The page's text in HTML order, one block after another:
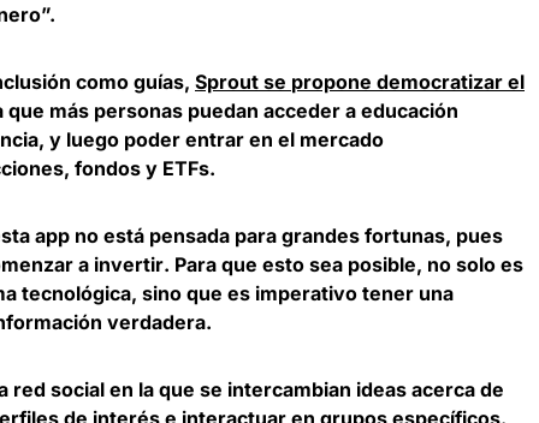
como guías, Sprout se propone democratizar el
que más personas puedan acceder a educación
y luego poder entrar en el mercado
fondos y ETFs.
app no está pensada para grandes fortunas, pues
a invertir. Para que esto sea posible, no solo es
tecnológica, sino que es imperativo tener una
verdadera.
red social en la que se intercambian ideas acerca de